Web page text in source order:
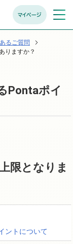
マイページ メニュ
開く
るご質問
りますか？
Pontaポイ
限となりま
ントについて